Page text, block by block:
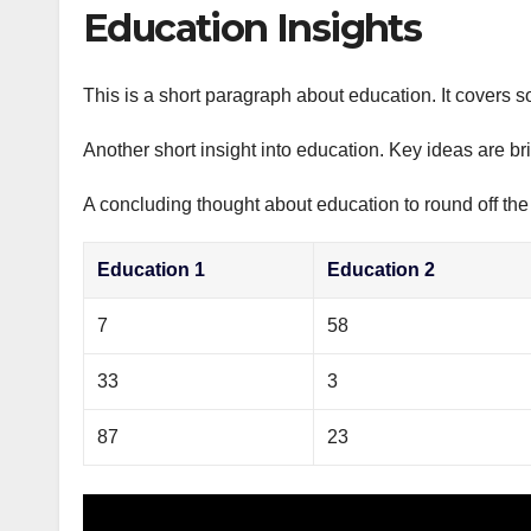
Education Insights
This is a short paragraph about education. It covers
Another short insight into education. Key ideas are
A concluding thought about education to round off
Education 1 Education 2
7 58
33 3
87 23